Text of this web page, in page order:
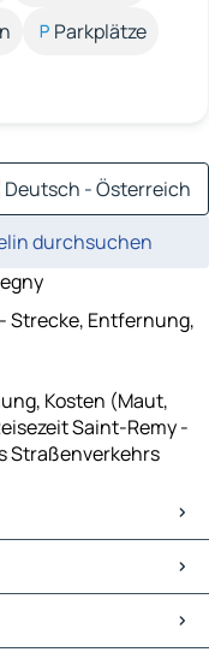
Parkplätze
Deutsch - Österreich
durchsuchen
Strecke, Entfernung,
Kosten (Maut,
Saint-Remy -
Straßenverkehrs